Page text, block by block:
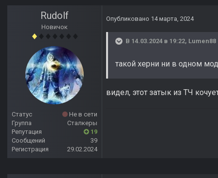
Rudolf
Новичок
Статус
Не в сети
Группа
Сталкеры
Репутация
19
Сообщений
39
Регистрация
29.02.2024
Опубликовано 14 марта, 2024
В 14.03.2024 в 19:22, Lumen88
такой херни ни в одном
видел, этот затык из ТЧ